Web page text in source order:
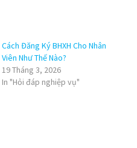
Cách Đăng Ký BHXH Cho Nhân
Viên Như Thế Nào?
19 Tháng 3, 2026
In "Hỏi đáp nghiệp vụ"